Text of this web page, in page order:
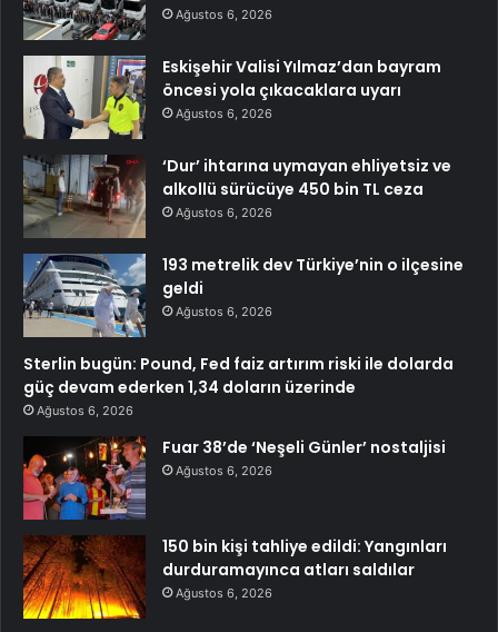
Ağustos 6, 2026
Eskişehir Valisi Yılmaz’dan bayram
öncesi yola çıkacaklara uyarı
Ağustos 6, 2026
‘Dur’ ihtarına uymayan ehliyetsiz ve
alkollü sürücüye 450 bin TL ceza
Ağustos 6, 2026
193 metrelik dev Türkiye’nin o ilçesine
geldi
Ağustos 6, 2026
Sterlin bugün: Pound, Fed faiz artırım riski ile dolarda
güç devam ederken 1,34 doların üzerinde
Ağustos 6, 2026
Fuar 38’de ‘Neşeli Günler’ nostaljisi
Ağustos 6, 2026
150 bin kişi tahliye edildi: Yangınları
durduramayınca atları saldılar
Ağustos 6, 2026